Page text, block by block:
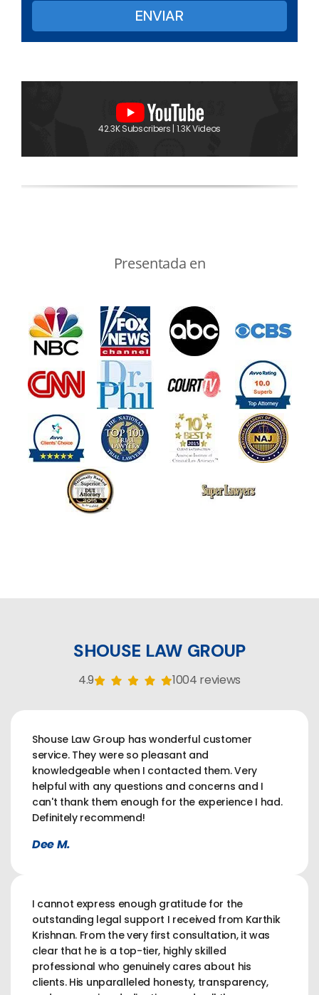
42.3K Subscribers | 1.3K Videos
Presentada en
SHOUSE LAW GROUP
4.9 1004 reviews
Shouse Law Group has wonderful customer
service. They were so pleasant and
knowledgeable when I contacted them. Very
helpful with any questions and concerns and I
can't thank them enough for the experience I had.
Definitely recommend!
Dee M.
I cannot express enough gratitude for the
outstanding legal support I received from Karthik
Krishnan. From the very first consultation, it was
clear that he is a top-tier, highly skilled
professional who genuinely cares about his
clients. His unparalleled honesty, transparency,